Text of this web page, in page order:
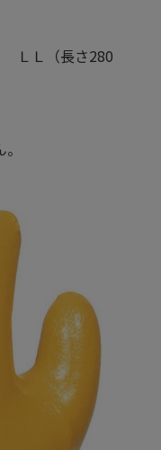
ＬＬ（長さ280